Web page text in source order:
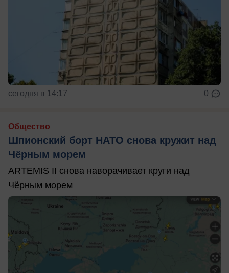
сегодня в 14:17 0
Общество
Шпионский борт НАТО снова кружит над
Чёрным морем
ARTEMIS II снова наворачивает круги над
Чёрным морем